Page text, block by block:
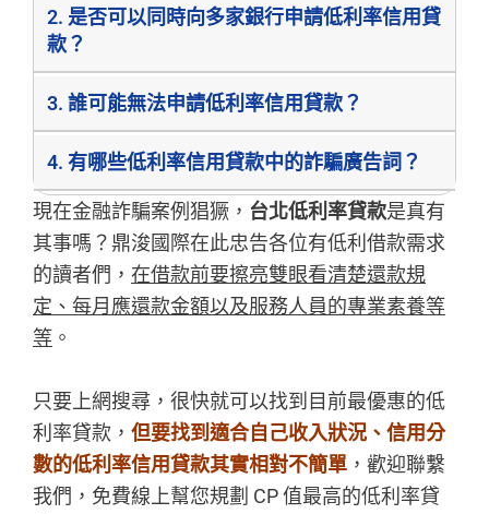
2. 是否可以同時向多家銀行申請低利率信用貸
款？
3. 誰可能無法申請低利率信用貸款？
4. 有哪些低利率信用貸款中的詐騙廣告詞？
現在金融詐騙案例猖獗， 台北低利率貸款是真有
其事嗎？鼎浚國際在此忠告各位有低利借款需求
的讀者們， 在借款前要擦亮雙眼看清楚還款規
定、每月應還款金額以及服務人員的專業素養等
等 。
只要上網搜尋，很快就可以找到目前最優惠的低
利率貸款， 但要找到適合自己收入狀況、信用分
數的低利率信用貸款其實相對不簡單 ，歡迎聯繫
我們，免費線上幫您規劃 CP 值最高的低利率貸